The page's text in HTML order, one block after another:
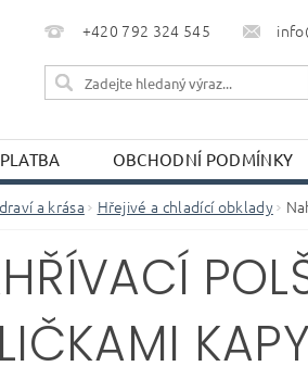
+420 792 324 545
OBCHODNÍ PODMÍNKY
a krása Hřejivé a chladící obklady